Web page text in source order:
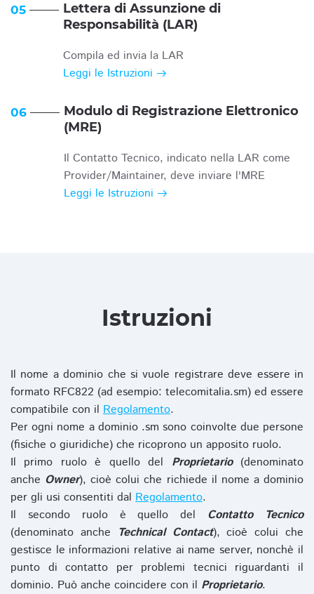
05
Lettera di Assunzione di
Responsabilità (LAR)
Compila ed invia la LAR
Leggi le Istruzioni
06
Modulo di Registrazione Elettronico
(MRE)
Il Contatto Tecnico, indicato nella LAR come
Provider/Maintainer, deve inviare l'MRE
Leggi le Istruzioni
Istruzioni
Il nome a dominio che si vuole registrare deve essere in
formato RFC822 (ad esempio: telecomitalia.sm) ed essere
compatibile con il Regolamento.
Per ogni nome a dominio .sm sono coinvolte due persone
(fisiche o giuridiche) che ricoprono un apposito ruolo.
Il primo ruolo è quello del Proprietario(denominato
anche Owner), cioè colui che richiede il nome a dominio
per gli usi consentiti dal Regolamento.
Il secondo ruolo è quello del Contatto Tecnico
(denominato anche Technical Contact), cioè colui che
gestisce le informazioni relative ai name server, nonchè il
punto di contatto per problemi tecnici riguardanti il
dominio. Può anche coincidere con il Proprietario.